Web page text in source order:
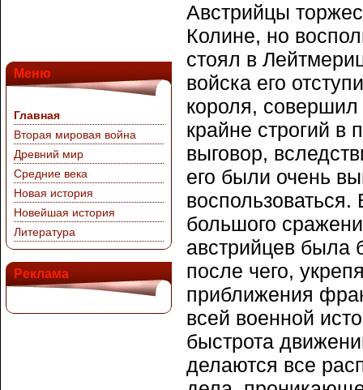
Меню
Главная
Вторая мировая война
Древний мир
Средние века
Новая история
Новейшая история
Литература
Реклама
Австрийцы
Колине, но
стоял в
войска его
короля, совершил
крайне строгий в
выговор,
его были очень
большого
австрийцев была
после чего,
приближения
всей военной
быстрота
делаются все